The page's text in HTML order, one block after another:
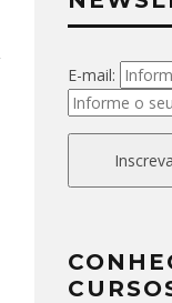
E-mail: